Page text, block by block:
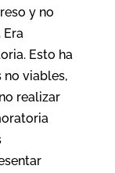
y no
Esto ha
no viables,
realizar